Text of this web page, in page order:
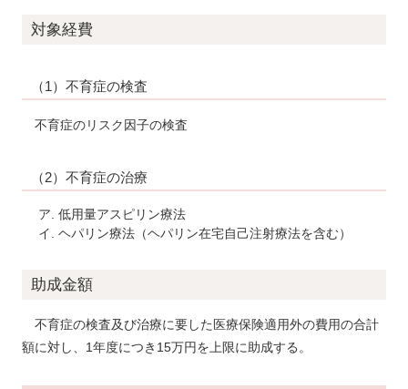
対象経費
（1）不育症の検査
不育症のリスク因子の検査
（2）不育症の治療
低用量アスピリン療法
ヘパリン療法（ヘパリン在宅自己注射療法を含む）
助成金額
不育症の検査及び治療に要した医療保険適用外の費用の合計
額に対し、1年度につき15万円を上限に助成する。